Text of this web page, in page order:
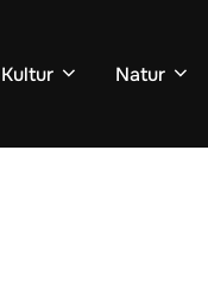
Kultur Natur